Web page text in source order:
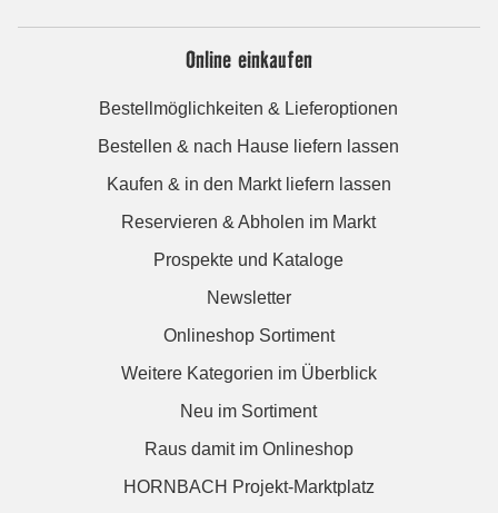
Online einkaufen
Bestellmöglichkeiten & Lieferoptionen
Bestellen & nach Hause liefern lassen
Kaufen & in den Markt liefern lassen
Reservieren & Abholen im Markt
Prospekte und Kataloge
Newsletter
Onlineshop Sortiment
Weitere Kategorien im Überblick
Neu im Sortiment
Raus damit im Onlineshop
HORNBACH Projekt-Marktplatz